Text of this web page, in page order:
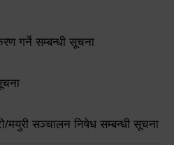
गर्ने सम्बन्धी सूचना
मयुरी सञ्चालन निषेध सम्बन्धी सूचना